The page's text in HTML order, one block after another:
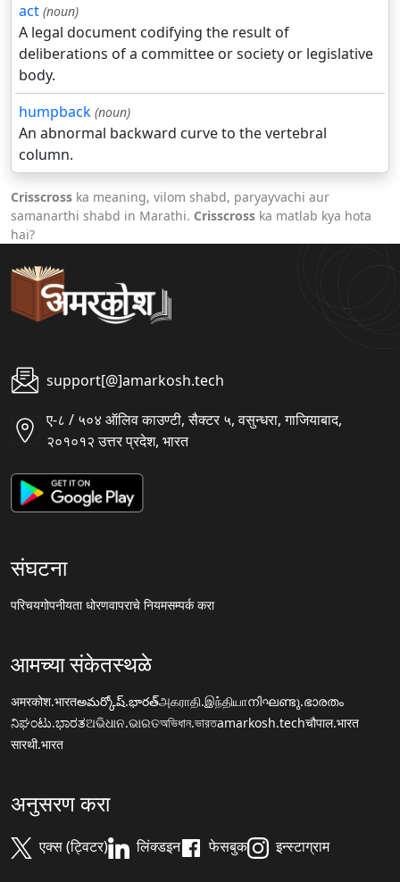
act (noun)
A legal document codifying the result of
deliberations of a committee or society or legislative
body.
humpback (noun)
An abnormal backward curve to the vertebral
column.
Crisscross ka meaning, vilom shabd, paryayvachi aur
samanarthi shabd in Marathi. Crisscross ka matlab kya hota
hai?
support[@]amarkosh.tech
ए-८ / ५०४ ऑलिव काउण्टी, सैक्टर ५, वसुन्धरा, गाजियाबाद,
२०१०१२ उत्तर प्रदेश, भारत
संघटना
परिचयगोपनीयता धोरणवापराचे नियमसम्पर्क करा
आमच्या संकेतस्थळे
अमरकोश.भारतఅమర్కోష్.భారత్அகராதி.இந்தியாനിഘണ്ടു.ഭാരതം
ನಿಘಂಟು.ಭಾರತଅଭିଧାନ.ଭାରତঅভিধান.ভারতamarkosh.techचौपाल.भारत
सारथी.भारत
अनुसरण करा
एक्स (ट्विटर) लिंक्डइन फेसबुक इन्स्टाग्राम